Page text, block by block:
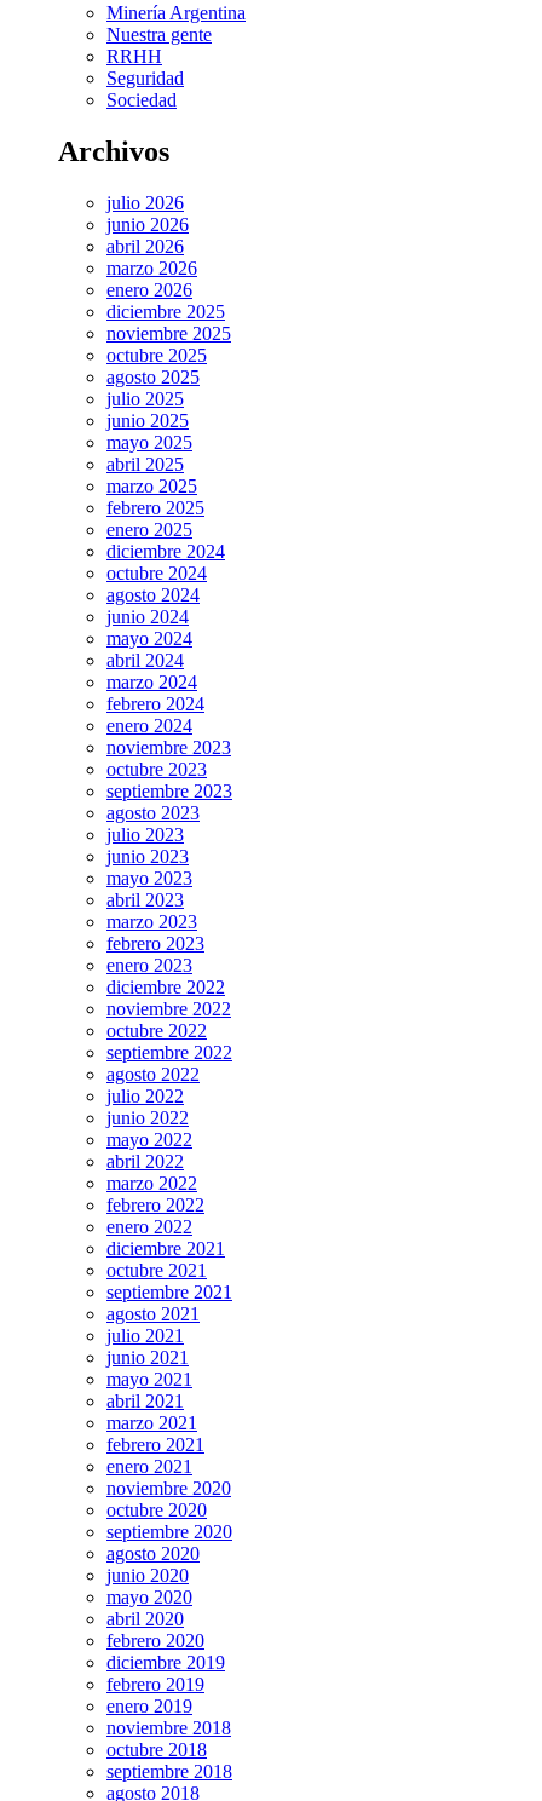
Minería Argentina
Nuestra gente
RRHH
Seguridad
Sociedad
Archivos
julio 2026
junio 2026
abril 2026
marzo 2026
enero 2026
diciembre 2025
noviembre 2025
octubre 2025
agosto 2025
julio 2025
junio 2025
mayo 2025
abril 2025
marzo 2025
febrero 2025
enero 2025
diciembre 2024
octubre 2024
agosto 2024
junio 2024
mayo 2024
abril 2024
marzo 2024
febrero 2024
enero 2024
noviembre 2023
octubre 2023
septiembre 2023
agosto 2023
julio 2023
junio 2023
mayo 2023
abril 2023
marzo 2023
febrero 2023
enero 2023
diciembre 2022
noviembre 2022
octubre 2022
septiembre 2022
agosto 2022
julio 2022
junio 2022
mayo 2022
abril 2022
marzo 2022
febrero 2022
enero 2022
diciembre 2021
octubre 2021
septiembre 2021
agosto 2021
julio 2021
junio 2021
mayo 2021
abril 2021
marzo 2021
febrero 2021
enero 2021
noviembre 2020
octubre 2020
septiembre 2020
agosto 2020
junio 2020
mayo 2020
abril 2020
febrero 2020
diciembre 2019
febrero 2019
enero 2019
noviembre 2018
octubre 2018
septiembre 2018
agosto 2018